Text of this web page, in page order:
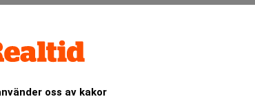
oss av kakor
är kostnadsfritt:
Cars